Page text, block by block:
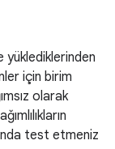
yüklediklerinden
için birim
olarak
test etmeniz